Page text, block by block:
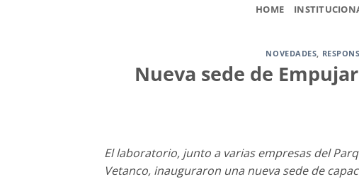
HOME
NOVEDADES,
Nueva sede de
El laboratorio, junto a varias empresas del
Vetanco, inauguraron una nueva sede de